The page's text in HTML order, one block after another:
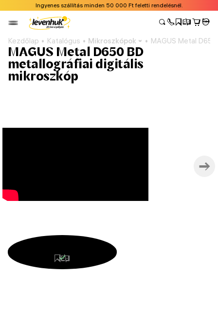
Ingyenes szállítás minden 50 000 Ft feletti rendelésnél.
Kezdőlap Katalógus Mikroszkópok MAGUS Metal
MAGUS Metal D650 BD
metallográfiai digitális
mikroszkóp